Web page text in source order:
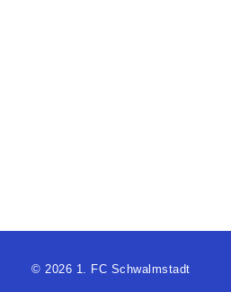
© 2026 1. FC Schwalmstadt